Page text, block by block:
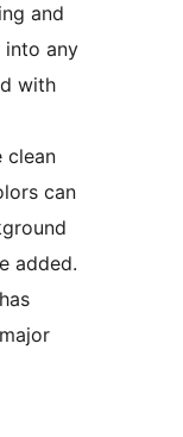
and
into any
with
clean
can
added.